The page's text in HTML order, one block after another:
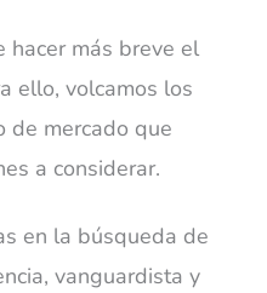
hacer más breve el
ello, volcamos los
de mercado que
a considerar.
en la búsqueda de
vanguardista y